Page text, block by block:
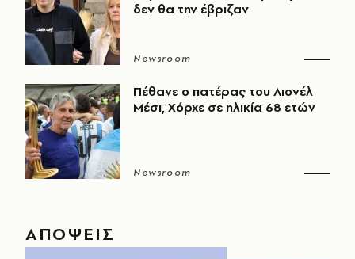
δεν θα την έβριζαν
Newsroom
Πέθανε ο πατέρας του Λιονέλ
Μέσι, Χόρχε σε ηλικία 68 ετών
Newsroom
ΑΠΟΨΕΙΣ